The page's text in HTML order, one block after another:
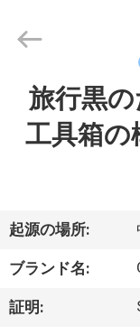
ダ
ク
ト
2017
Chanmy
Cosmetics
Rights
旅行黒
工具箱の
起源の場所:
ブランド名:
証明: